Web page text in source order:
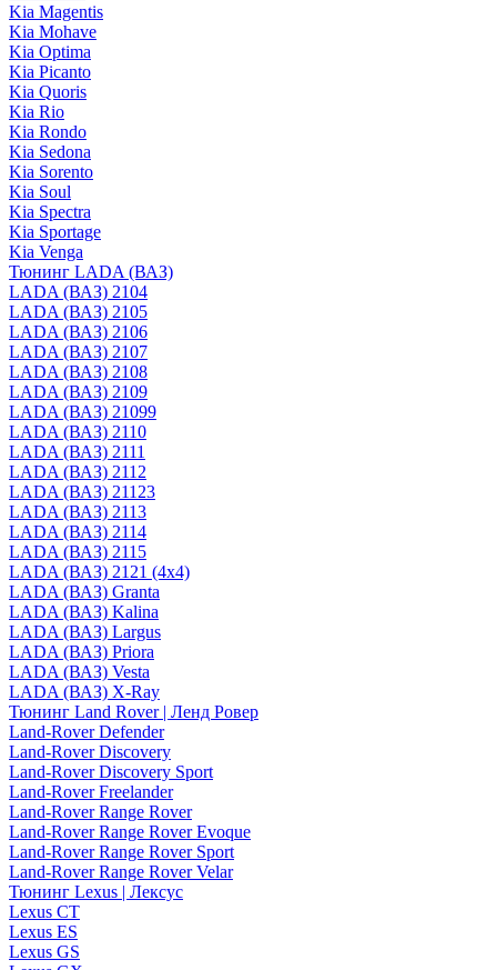
Kia Magentis
Kia Mohave
Kia Optima
Kia Picanto
Kia Quoris
Kia Rio
Kia Rondo
Kia Sedona
Kia Sorento
Kia Soul
Kia Spectra
Kia Sportage
Kia Venga
Тюнинг LADA (ВАЗ)
LADA (ВАЗ) 2104
LADA (ВАЗ) 2105
LADA (ВАЗ) 2106
LADA (ВАЗ) 2107
LADA (ВАЗ) 2108
LADA (ВАЗ) 2109
LADA (ВАЗ) 21099
LADA (ВАЗ) 2110
LADA (ВАЗ) 2111
LADA (ВАЗ) 2112
LADA (ВАЗ) 21123
LADA (ВАЗ) 2113
LADA (ВАЗ) 2114
LADA (ВАЗ) 2115
LADA (ВАЗ) 2121 (4x4)
LADA (ВАЗ) Granta
LADA (ВАЗ) Kalina
LADA (ВАЗ) Largus
LADA (ВАЗ) Priora
LADA (ВАЗ) Vesta
LADA (ВАЗ) X-Ray
Тюнинг Land Rover | Ленд Ровер
Land-Rover Defender
Land-Rover Discovery
Land-Rover Discovery Sport
Land-Rover Freelander
Land-Rover Range Rover
Land-Rover Range Rover Evoque
Land-Rover Range Rover Sport
Land-Rover Range Rover Velar
Тюнинг Lexus | Лексус
Lexus CT
Lexus ES
Lexus GS